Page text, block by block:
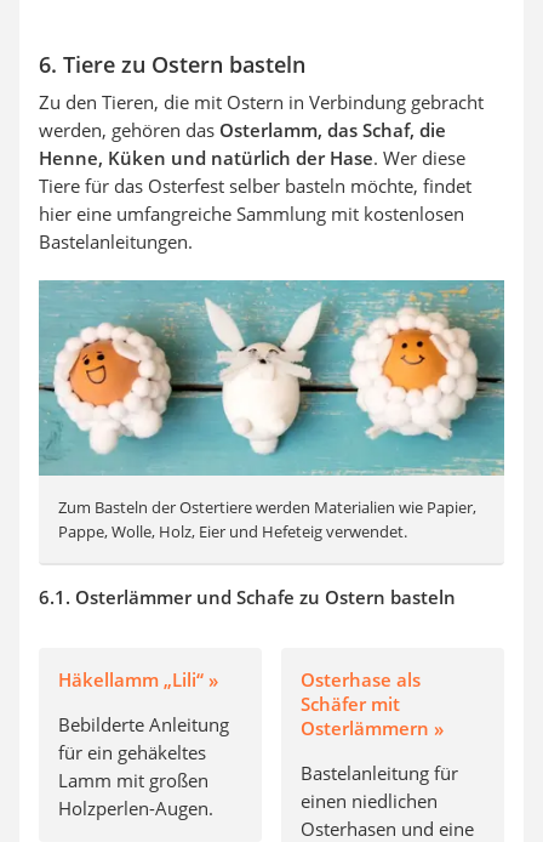
6. Tiere zu Ostern basteln
Zu den Tieren, die mit Ostern in Verbindung gebracht
werden, gehören das Osterlamm, das Schaf, die
Henne, Küken und natürlich der Hase. Wer diese
Tiere für das Osterfest selber basteln möchte, findet
hier eine umfangreiche Sammlung mit kostenlosen
Bastelanleitungen.
Zum Basteln der Ostertiere werden Materialien wie Papier,
Pappe, Wolle, Holz, Eier und Hefeteig verwendet.
6.1. Osterlämmer und Schafe zu Ostern basteln
Häkellamm „Lili“ »
Bebilderte Anleitung
für ein gehäkeltes
Lamm mit großen
Holzperlen-Augen.
Osterhase als
Schäfer mit
Osterlämmern »
Bastelanleitung für
einen niedlichen
Osterhasen und eine